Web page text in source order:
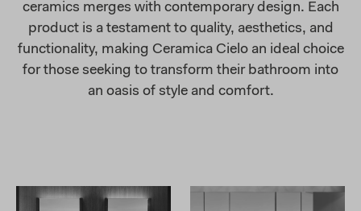
ceramics merges with contemporary design. Each
product is a testament to quality, aesthetics, and
functionality, making Ceramica Cielo an ideal choice
for those seeking to transform their bathroom into
an oasis of style and comfort.